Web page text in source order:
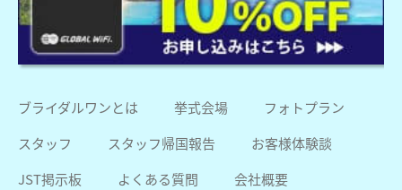
ブライダルワンとは 挙式会場
フォトプラン
スタッフ
スタッフ帰国報告
お客様体験談
JST掲示板
よくある質問
会社概要